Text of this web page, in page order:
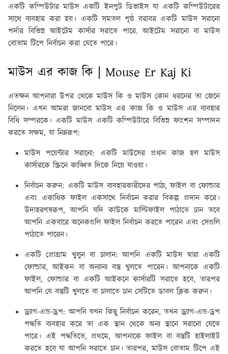
একটি কম্পিউটার মাউস একটি ইনপুট ডিভাইস যা একটি কম্পিউটারের
সাথে ব্যবহার করা হয়। একটি সমতল পৃষ্ঠ বরাবর একটি মাউস সরানো
পর্দার বিভিন্ন আইটেম কার্সার সরাতে পারে. আইটেম সরানো বা মাউস
বোতাম টিপে নির্বাচন করা যেতে পারে।
মাউস এর কাজ কি | Mouse Er Kaj Ki
এতক্ষন আপনারা উপর থেকে মাউস কি ও মাউস কোন ধরনের তা জেনে
নিলেন। এখন আমরা জানবো মাউস এর কাজ কি ও মাউস এর ব্যবহার
বিধি সম্পরকে। একটি মাউস একটি কম্পিউটারে বিভিন্ন ফাংশন সম্পাদন
করতে সক্ষম, যা নিম্নরূপ:
মাউস পয়েন্টার সরানো: একটি মাউসের প্রধান কাজ হল মাউস
কার্সারকে স্ক্রিনে কাঙ্খিত দিকে নিয়ে যাওয়া।
নির্বাচন করুন: একটি মাউস ব্যবহারকারীদের পাঠ্য, ফাইল বা ফোল্ডার
এবং একাধিক ফাইল একসাথে নির্বাচন করার বিকল্প প্রদান করে।
উদাহরণস্বরূপ, আপনি যদি কাউকে মাল্টিফাইল পাঠাতে চান তবে
আপনি একবারে অনেকগুলি ফাইল নির্বাচন করতে পারেন এবং সেগুলি
পাঠাতে পারেন।
একটি প্রোগ্রাম খুলুন বা চালান:আপনি একটি মাউস দ্বারা একটি
ফোল্ডার, আইকন বা অন্যান্য বস্তু খুলতে পারেন। আপনাকে একটি
ফাইল, ফোল্ডার বা একটি আইকনে কার্সারটি সরাতে হবে, তারপর
আপনি যে বস্তুটি খুলতে বা চালাতে চান সেটিতে ডাবল ক্লিক করুন।
ড্র্যাগ-এন্ড-ড্রপ: আপনি যখন কিছু নির্বাচন করেন, তখন ড্র্যাগ-এন্ড-ড্রপ
পদ্ধতি ব্যবহার করে তা এক স্থান থেকে অন্য স্থানে সরানো যেতে
পারে। এই পদ্ধতিতে, প্রথমে, আপনাকে ফাইল বা বস্তুটি হাইলাইট
করতে হবে যা আপনি সরাতে চান। তারপর, মাউস বোতাম টিপে এই